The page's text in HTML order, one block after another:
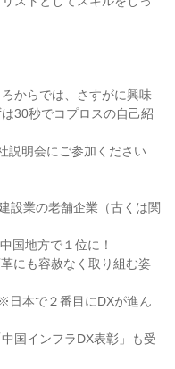
からでは、さすがに興味
30秒でコプロスの自己紹
説明会にご参加ください
設業の老舗企業（古くは関
国地方で１位に！
にも容赦なく取り組む姿
日本で２番目にDXが進ん
国インフラDX表彰」も受